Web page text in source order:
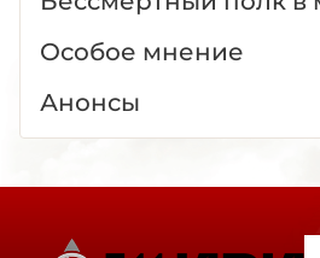
Особое мнение
Анонсы